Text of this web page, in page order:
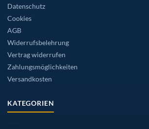
Datenschutz
Cookies
AGB
Widerrufsbelehrung
Vertrag widerrufen
Zahlungsmöglichkeiten
Versandkosten
KATEGORIEN